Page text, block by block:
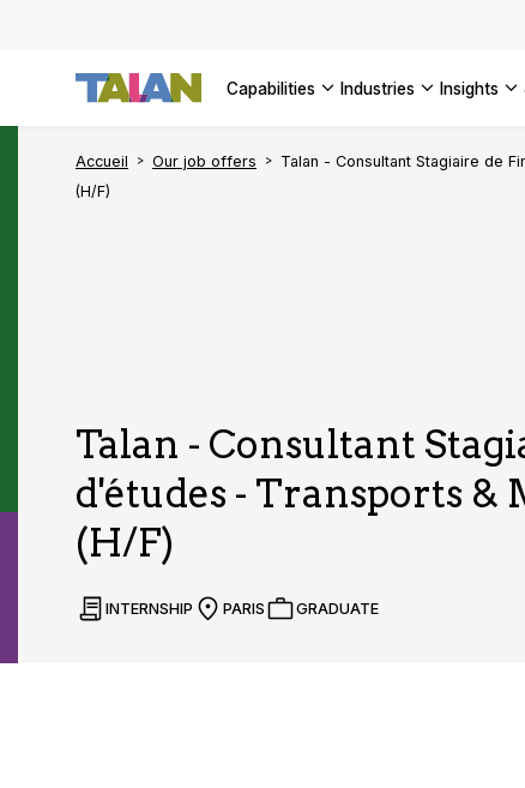
capabilities industries insights
SEE
Accueil Our job offers
Talan - Consultant Stagiaire de
(H/F)
Talan - Consultant
d'études - Transports &
(H/F)
INTERNSHIP PARIS GRADUATE